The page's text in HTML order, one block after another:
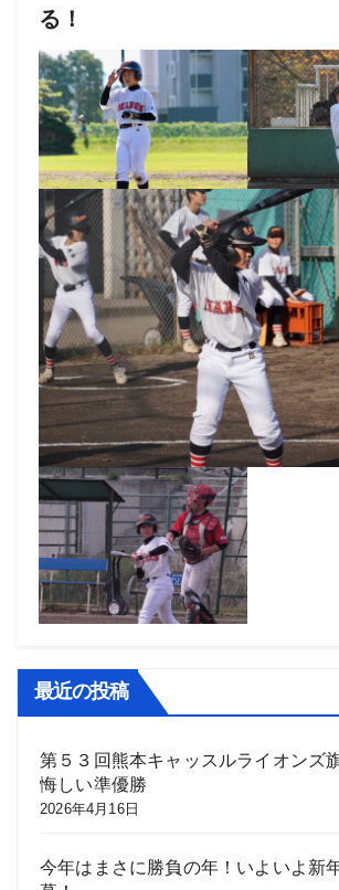
る！
最近の投稿
第５３回熊本キャッスルライオンズ
悔しい準優勝
2026年4月16日
今年はまさに勝負の年！いよいよ新